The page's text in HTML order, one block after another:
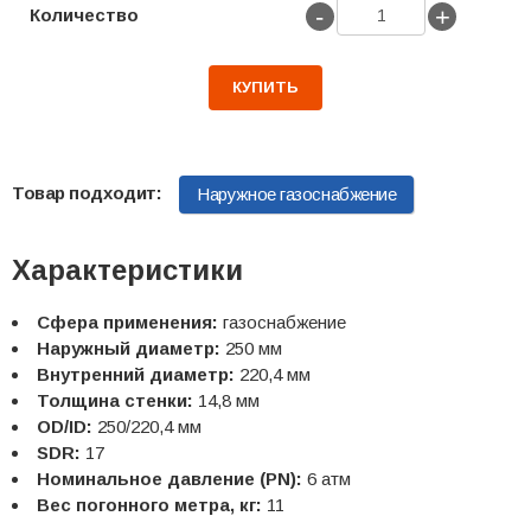
Количество - +
КУПИТЬ
Наружное газоснабжение
Характеристики
Сфера применения: газоснабжение
Наружный диаметр: 250 мм
Внутренний диаметр: 220,4 мм
Толщина стенки: 14,8 мм
OD/ID: 250/220,4 мм
SDR: 17
Номинальное давление (PN): 6 атм
Вес погонного метра, кг: 11